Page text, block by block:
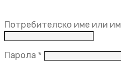
Потребителско име или
Парола * Задължително